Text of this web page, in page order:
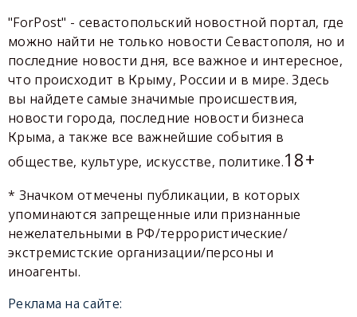
"ForPost" - севастопольский новостной портал, где
можно найти не только новости Севастополя, но и
последние новости дня, все важное и интересное,
что происходит в Крыму, России и в мире. Здесь
вы найдете самые значимые происшествия,
новости города, последние новости бизнеса
Крыма, а также все важнейшие события в
обществе, культуре, искусстве, политике.18+
* Значком отмечены публикации, в которых
упоминаются запрещенные или признанные
нежелательными в РФ/террористические/
экстремистские организации/персоны и
иноагенты.
Реклама на сайте: